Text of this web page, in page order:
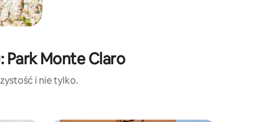
Park Monte Claro
i nie tylko.